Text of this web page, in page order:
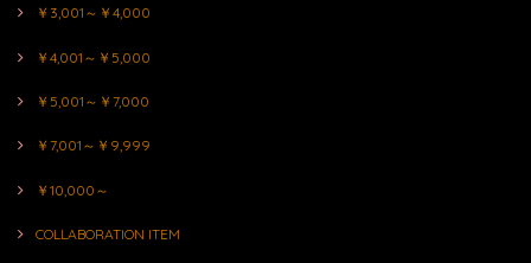
￥3,001～￥4,000
￥4,001～￥5,000
￥5,001～￥7,000
￥7,001～￥9,999
￥10,000～
COLLABORATION ITEM